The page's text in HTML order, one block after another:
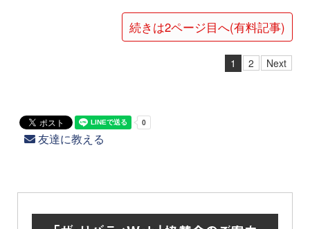
続きは2ページ目へ(有料記事)
1 2 Next
友達に教える